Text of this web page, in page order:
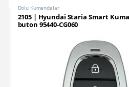
Dolu Kumandalar
2105 | Hyundai Staria Smart
buton 95440-CG060